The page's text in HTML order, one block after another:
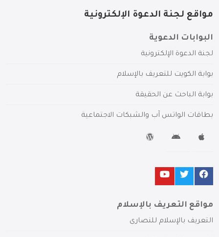
مواقع لجنة الدعوة الإلكترونية
البوابات الدعوية
لجنة الدعوة الإلكترونية
بوابة الكويت للتعريف بالإسلام
بوابة الباحث عن الحقيقة
بطاقات الواتس آب والشبكات الاجتماعية
مواقع التعريف بالإسلام
التعريف بالإسلام للنصارى